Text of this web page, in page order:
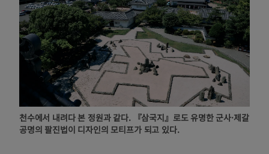
천수에서 내려다 본 정원과 같다. 『삼국지』로도 유명한 군사·제갈
공명의 팔진법이 디자인의 모티프가 되고 있다.